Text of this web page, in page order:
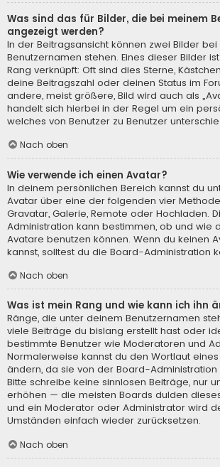
Was sind das für Bilder, die bei meinem
angezeigt werden?
In der Beitragsansicht können zwei Bilder
Benutzernamen stehen. Eines dieser Bilder
Rang verknüpft: Oft sind dies Sterne,
deine Beitragszahl oder deinen Status im
andere, meist größere, Bild wird auch als
handelt sich hierbei in der Regel um ein
welches von Benutzer zu Benutzer
Nach oben
Wie verwende ich einen Avatar?
In deinem persönlichen Bereich kannst du
Avatar über eine der folgenden vier
Gravatar, Galerie, Remote oder Hochladen.
Administration kann bestimmen, ob und wie
Avatare benutzen können. Wenn du keinen
kannst, solltest du die Board-Administration
Nach oben
Was ist mein Rang und wie kann ich ihn
Ränge, die unter deinem Benutzernamen
viele Beiträge du bislang erstellt hast oder
bestimmte Benutzer wie Moderatoren und
Normalerweise kannst du den Wortlaut
ändern, da sie von der Board-
Bitte schreibe keine sinnlosen Beiträge, nur
erhöhen — die meisten Boards dulden
und ein Moderator oder Administrator wird
Umständen einfach wieder zurücksetzen.
Nach oben